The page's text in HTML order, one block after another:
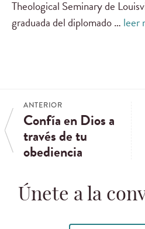
Theological Seminary de
graduada del diplomado … leer
ANTERIOR
Confía en Dios a
través de tu
obediencia
Únete a la